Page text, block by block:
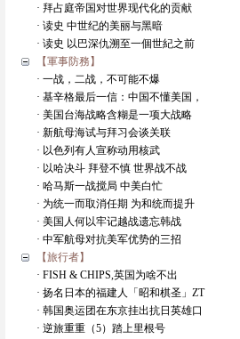
· 拜占庭帝国对世界现代化的贡献
· 读史 中世纪的美丽与黑暗
· 读史 以巴深仇溯至一個世紀之前
【軍事防務】
· 一战，二战，不可能不爆
· 基辛格最后一信：中国不懂美国，
· 美国台海战略含糊是一项大战略
· 新航母海试与拜习会谈关联
· 以色列有人宣称动用核武
· 以哈决斗 拜登不慎 世界战不战
· 哈马斯一战搅局 中美白忙
· 为统一而取消任期 为和统而提升
· 美国人何以牢记越战遗忘韩战
· 中军航母对抗美军优势的三招
【旅行者】
· FISH & CHIPS,英国为啥不出
· 扬名日本的福建人「昭和棋圣」ZT
· 韩国奥运团在东京挂出抗日英雄口
· 逆旅重重（5）踏上里根号